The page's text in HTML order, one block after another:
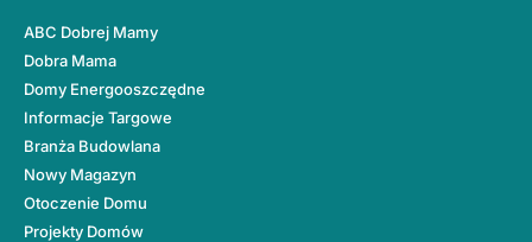
ABC Dobrej Mamy
Dobra Mama
Domy Energooszczędne
Informacje Targowe
Branża Budowlana
Nowy Magazyn
Otoczenie Domu
Projekty Domów